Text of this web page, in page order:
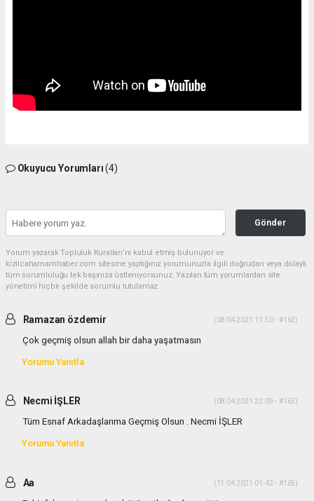
Okuyucu Yorumları(4)
Gönder
Yorum yazarak Topluluk Kuralları’nı kabul etmiş bulunuyor ve
kizilcahamamhaber.com sitesine yaptığınız yorumunuzla ilgili doğrudan veya dolaylı
tüm sorumluluğu tek başınıza üstleniyorsunuz. Yazılan tüm yorumlardan site
yönetimi hiçbir şekilde sorumlu tutulamaz.
Ramazan özdemir (08.04.2021 11:50 - #162)
Çok geçmiş olsun allah bir daha yaşatmasın
Yorumu Yanıtla
Necmi İŞLER (08.04.2021 22:09 - #163)
Tüm Esnaf Arkadaşlarıma Geçmiş Olsun . Necmi İŞLER
Yorumu Yanıtla
Aa (11.04.2021 01:42 - #165)